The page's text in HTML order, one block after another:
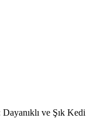
ve Şık Kedi